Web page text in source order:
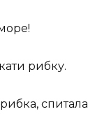
рибку.